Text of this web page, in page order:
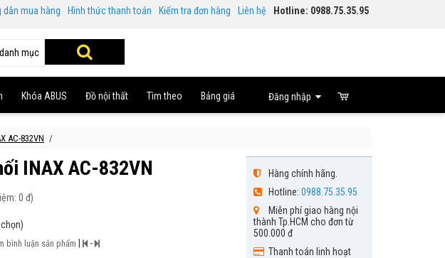
dẫn mua hàng Hình thức thanh toán Kiểm tra đơn hàng Liên hệ Hotline: 0988.75.35.95
mục
Khóa ABUS Đồ nội thất Tìm theo Bảng giá Đăng nhập
AC-832VN
INAX AC-832VN
0 đ)
bình luận sản phẩm -
Hàng chính hãng.
Hotline:0988.75.35.95
Miễn phí giao hàng nội
thành Tp.HCM cho đơn từ
500.000 đ
Thanh toán linh hoạt